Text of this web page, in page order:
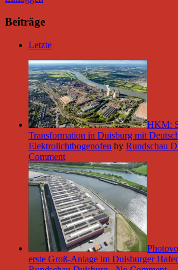
Beiträge
Letzte
HKM:
Transformation in Duisburg mit
Elektrolichtbogenofen by Rundschau
Comment
erste Groß-Anlage im Duisburger